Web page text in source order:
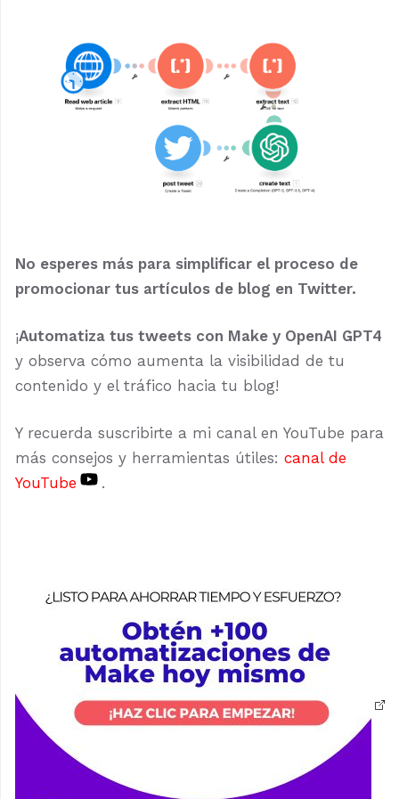
No esperes más para simplificar el proceso de
promocionar tus artículos de blog en Twitter.
¡Automatiza tus tweets con Make y OpenAI GPT4
y observa cómo aumenta la visibilidad de tu
contenido y el tráfico hacia tu blog!
Y recuerda suscribirte a mi canal en YouTube para
más consejos y herramientas útiles: canal de
YouTube
.